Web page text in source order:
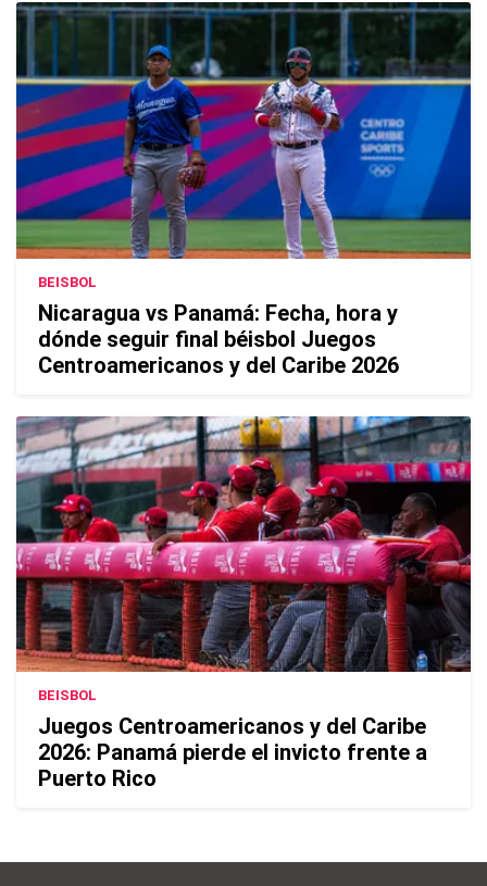
BEISBOL
Nicaragua vs Panamá: Fecha, hora y
dónde seguir final béisbol Juegos
Centroamericanos y del Caribe 2026
BEISBOL
Juegos Centroamericanos y del Caribe
2026: Panamá pierde el invicto frente a
Puerto Rico